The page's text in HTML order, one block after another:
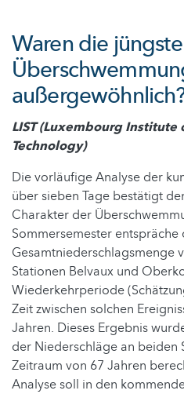
Waren die
LIST (Luxembourg Institute
Technology)
Die vorläufige Analyse der
über sieben Tage bestätigt
Charakter der
Sommersemester entspräche
Gesamtniederschlagsmenge
Stationen Belvaux und
Wiederkehrperiode
Zeit zwischen solchen
Jahren. Dieses Ergebnis
der Niederschläge an beiden
Zeitraum von 67 Jahren
Analyse soll in den